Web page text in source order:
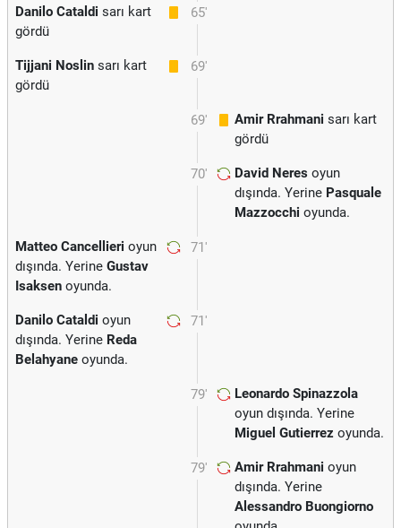
65'
Danilo Cataldi sarı kart
gördü
69'
Tijjani Noslin sarı kart
gördü
69' Amir Rrahmani sarı kart
gördü
70' David Neres oyun
dışında. Yerine Pasquale
Mazzocchi oyunda.
71'
Matteo Cancellieri oyun
dışında. Yerine Gustav
Isaksen oyunda.
71'
Danilo Cataldi oyun
dışında. Yerine Reda
Belahyane oyunda.
79'
Leonardo Spinazzola
oyun dışında. Yerine
Miguel Gutierrez oyunda.
79' Amir Rrahmani oyun
dışında. Yerine
Alessandro Buongiorno